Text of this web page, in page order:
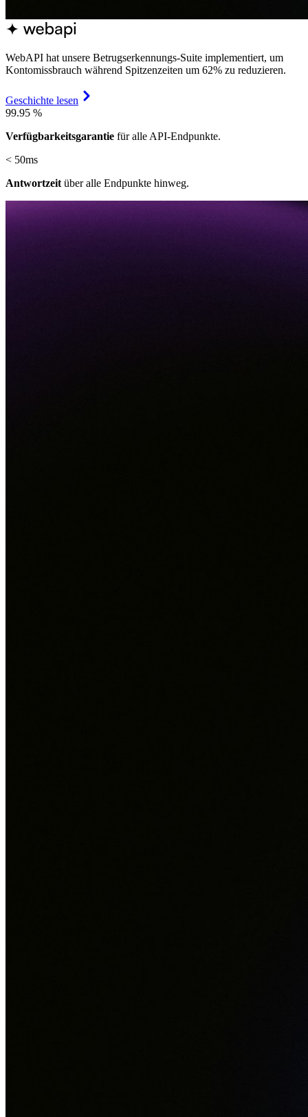
WebAPI hat unsere Betrugserkennungs-Suite implementiert, um
Kontomissbrauch während Spitzenzeiten um 62% zu reduzieren.
Geschichte lesen
99.95 %
Verfügbarkeitsgarantie für alle API-Endpunkte.
< 50ms
Antwortzeit über alle Endpunkte hinweg.